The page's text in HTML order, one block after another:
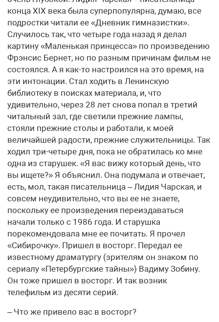
конца ХIХ века была суперпопулярна, думаю, все
подростки читали ее «Дневник гимназистки».
Случилось так, что четыре года назад я делал
картину «Маленькая принцесса» по произведению
Фрэнсис Бернет, но по разным причинам фильм не
состоялся. А я как-то настроился на это время, на
эти интонации. Стал ходить в Ленинскую
библиотеку в поисках материала, и, что
удивительно, через 28 лет снова попал в третий
читальный зал, где светили прежние лампы,
стояли прежние столы и работали, к моей
величайшей радости, прежние служительницы. Так
ходил три-четыре дня, пока не обратилась ко мне
одна из старушек. «Я вас вижу который день, что
вы ищете?» Я объяснил. Она подумала и отвечает,
есть, мол, такая писательница – Лидия Чарская, и
совсем неудивительно, что вы ее не знаете,
поскольку ее произведения переиздаваться
начали только с 1986 года. И старушка
порекомендовала мне ее почитать. Я прочел
«Сибирочку». Пришел в восторг. Передал ее
известному драматургу (зрителям он знаком по
сериалу «Петербургские тайны») Вадиму Зобину.
Он тоже пришел в восторг. И так возник
телефильм из десяти серий.
– Что же привело вас в восторг?